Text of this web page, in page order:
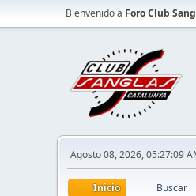
Bienvenido a Foro Club
Agosto 08, 2026, 05:27:09
Inicio Buscar